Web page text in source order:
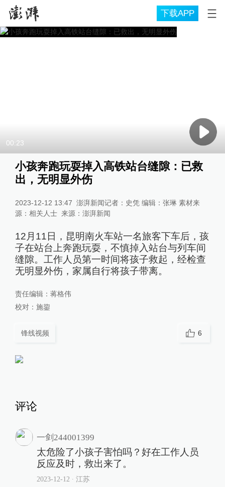
下载APP
00:23
小孩奔跑玩耍掉入高铁站台缝隙：已救
出，无明显外伤
2023-12-12 13:47 澎湃新闻记者：史凭 编辑：张琳 素材来
源：相关人士 来源： 澎湃新闻
12月11日，昆明南火车站一名旅客下车后，孩
子在站台上奔跑玩耍，不慎掉入站台与列车间
缝隙。工作人员第一时间将孩子救起，经检查
无明显外伤，家属自行将孩子带离。
责任编辑： 蒋格伟
校对： 施鋆
锋线视频 6
评论
一剑244001399
太危险了小孩子害怕吗？好在工作人员
反应及时，救出来了。
2023-12-12 ∙ 江苏